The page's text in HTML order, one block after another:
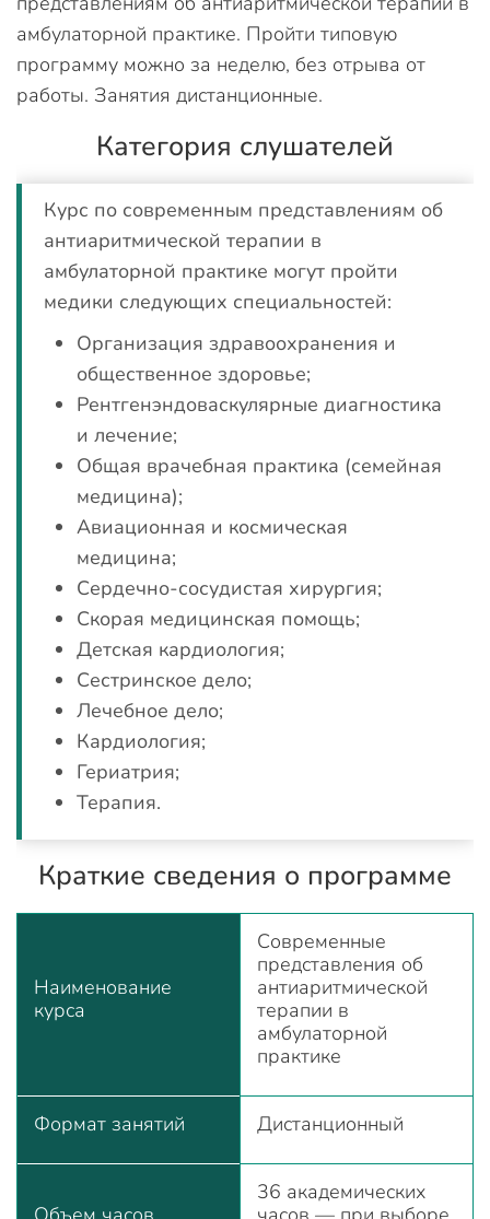
амбулаторной практике. Пройти типовую
программу можно за неделю, без отрыва от
работы. Занятия дистанционные.
Категория слушателей
Курс по современным представлениям об
антиаритмической терапии в
амбулаторной практике могут пройти
медики следующих специальностей:
Организация здравоохранения и
общественное здоровье;
Рентгенэндоваскулярные диагностика
и лечение;
Общая врачебная практика (семейная
медицина);
Авиационная и космическая
медицина;
Сердечно-сосудистая хирургия;
Скорая медицинская помощь;
Детская кардиология;
Сестринское дело;
Лечебное дело;
Кардиология;
Гериатрия;
Терапия.
Краткие сведения о программе
Наименование
курса
Современные
представления об
антиаритмической
терапии в
амбулаторной
практике
Формат занятий Дистанционный
36 академических